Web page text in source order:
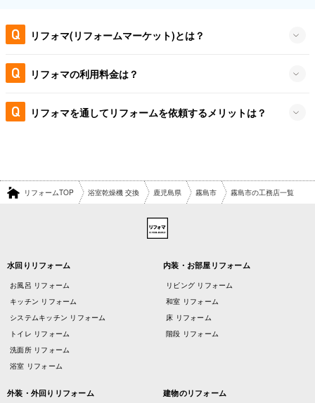
リフォマ(リフォームマーケット)とは？
リフォマの利用料金は？
リフォマを通してリフォームを依頼するメリットは？
リフォームTOP 浴室乾燥機 交換 鹿児島県 霧島市 霧島市の工務店一覧
水回りリフォーム
お風呂 リフォーム
キッチン リフォーム
システムキッチン リフォーム
トイレ リフォーム
洗面所 リフォーム
浴室 リフォーム
内装・お部屋リフォーム
リビング リフォーム
和室 リフォーム
床 リフォーム
階段 リフォーム
外装・外回りリフォーム 建物のリフォーム